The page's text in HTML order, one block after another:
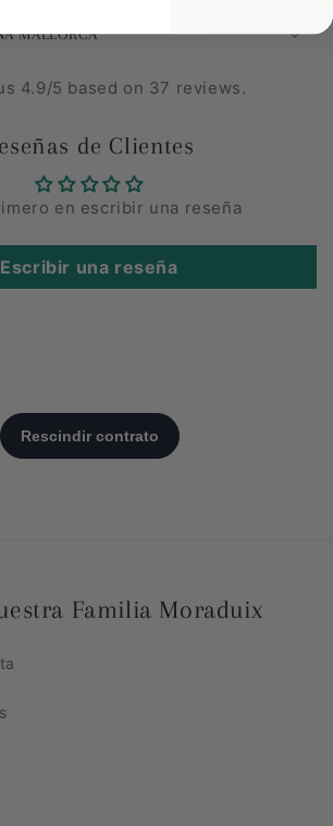
MALLORCA
4.9/5 based on 37 reviews.
de Clientes
en escribir una reseña
Escribir una reseña
Familia Moraduix